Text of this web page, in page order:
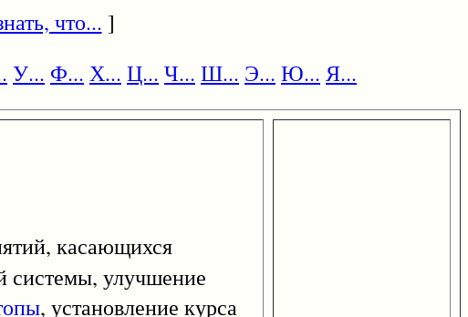
что... ]
У... Ф... Х... Ц... Ч... Ш... Э... Ю... Я...
касающихся
системы, улучшение
, установление курса